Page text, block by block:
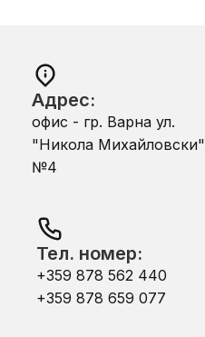
Адрес:
офис - гр. Варна ул.
"Никола Михайловски"
№4
Тел. номер:
+359 878 562 440
+359 878 659 077